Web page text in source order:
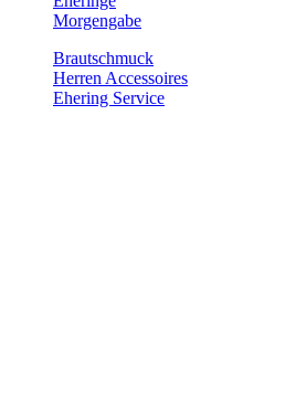
Morgengabe
Brautschmuck
Herren Accessoires
Ehering Service